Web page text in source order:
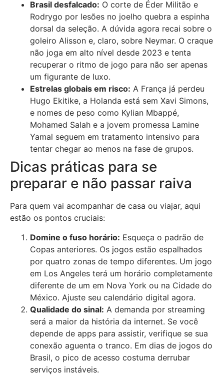
Brasil desfalcado: O corte de Éder Militão e
Rodrygo por lesões no joelho quebra a espinha
dorsal da seleção. A dúvida agora recai sobre o
goleiro Alisson e, claro, sobre Neymar. O craque
não joga em alto nível desde 2023 e tenta
recuperar o ritmo de jogo para não ser apenas
um figurante de luxo.
Estrelas globais em risco: A França já perdeu
Hugo Ekitike, a Holanda está sem Xavi Simons,
e nomes de peso como Kylian Mbappé,
Mohamed Salah e a jovem promessa Lamine
Yamal seguem em tratamento intensivo para
tentar chegar ao menos na fase de grupos.
Dicas práticas para se
preparar e não passar raiva
Para quem vai acompanhar de casa ou viajar, aqui
estão os pontos cruciais:
Domine o fuso horário: Esqueça o padrão de
Copas anteriores. Os jogos estão espalhados
por quatro zonas de tempo diferentes. Um jogo
em Los Angeles terá um horário completamente
diferente de um em Nova York ou na Cidade do
México. Ajuste seu calendário digital agora.
Qualidade do sinal: A demanda por streaming
será a maior da história da internet. Se você
depende de apps para assistir, verifique se sua
conexão aguenta o tranco. Em dias de jogos do
Brasil, o pico de acesso costuma derrubar
serviços instáveis.